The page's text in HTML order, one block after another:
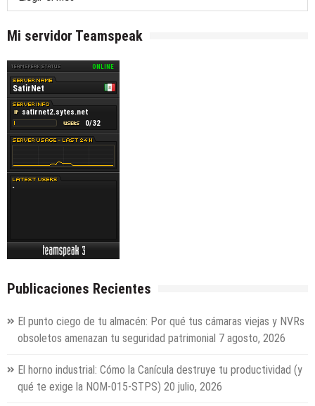
anteriores
Mi servidor Teamspeak
Publicaciones Recientes
El punto ciego de tu almacén: Por qué tus cámaras viejas y NVRs
obsoletos amenazan tu seguridad patrimonial 7 agosto, 2026
El horno industrial: Cómo la Canícula destruye tu productividad (y
qué te exige la NOM-015-STPS) 20 julio, 2026